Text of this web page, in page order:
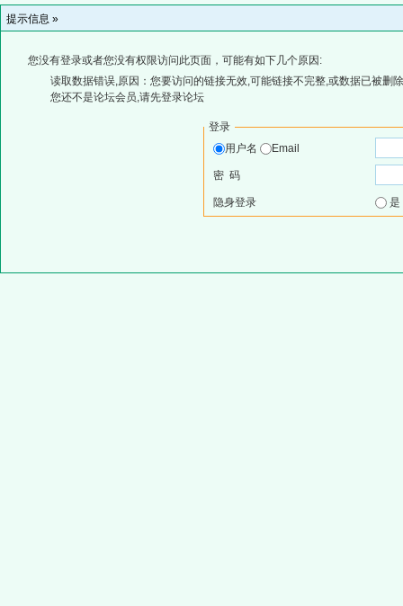
提示信息 »
您没有登录或者您没有权限访问此页面，可能有如下几个原因:
读取数据错误,原因：您要访问的链接无效,可能链接不完整,或数据已被删
您还不是论坛会员,请先登录论坛
登录
用户名
Email
密 码
隐身登录